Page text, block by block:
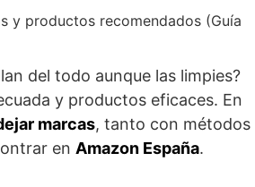
y productos recomendados (Guía
del todo aunque las limpies?
y productos eficaces. En
marcas, tanto con métodos
en Amazon España.